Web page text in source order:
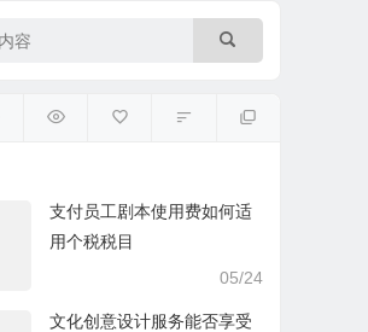
支付员工剧本使用费如何适
用个税税目
05/24
文化创意设计服务能否享受